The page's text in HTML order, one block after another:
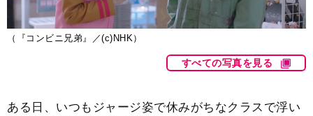
（『コンビニ兄弟』／(c)NHK）
すべての写真を見る
ある日、いつもジャージ姿で休みがちなクラスで浮い